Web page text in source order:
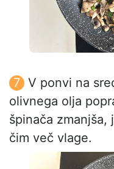
V ponvi na
olivnega olja
špinača
čim več vlage.